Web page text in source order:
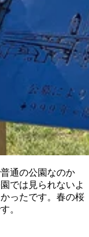
通の公園なのか
では見られないよ
ったです。春の桜
。